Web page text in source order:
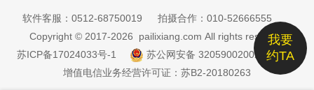
我要
约TA
软件客服： 0512-68750019 拍摄合作： 010-52666555
Copyright © 2017-2026 pailixiang.com All rights reserved
苏ICP备17024033号-1
苏公网安备 32059002002885号
增值电信业务经营许可证：苏B2-20180263